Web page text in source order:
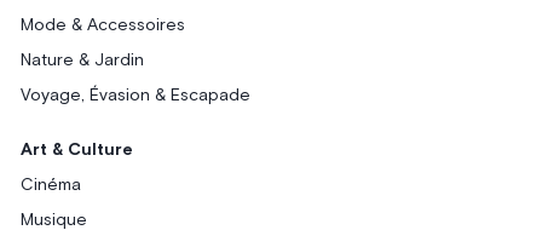
Mode & Accessoires
Nature & Jardin
Voyage, Évasion & Escapade
Art & Culture
Cinéma
Musique